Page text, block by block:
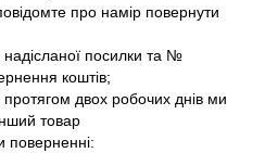
про намір повернути
посилки та №
коштів;
двох робочих днів ми
товар
поверненні: